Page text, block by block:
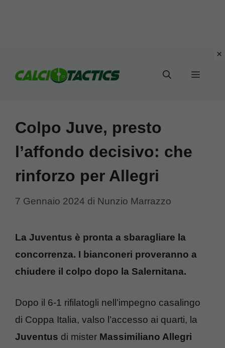
Menu
Colpo Juve, presto
l’affondo decisivo: che
rinforzo per Allegri
7 Gennaio 2024 di Nunzio Marrazzo
La Juventus è pronta a sbaragliare la
concorrenza. I bianconeri proveranno a
chiudere il colpo dopo la Salernitana.
Dopo il 6-1 rifilatogli nell’impegno casalingo
di Coppa Italia, valso l’accesso ai quarti, la
Juventus di mister Massimiliano Allegri